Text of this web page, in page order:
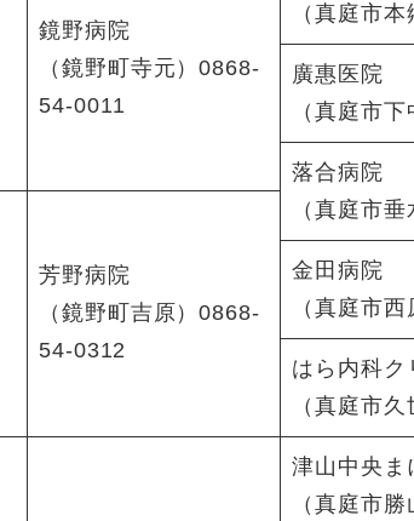
鏡野病院
（鏡野町寺元）0868-
54-0011
（真庭市
廣惠医院
（真庭市
落合病院
（真庭市
芳野病院
（鏡野町吉原）0868-
54-0312
金田病院
（真庭市
はら内科ク
（真庭市
津山中央ま
（真庭市